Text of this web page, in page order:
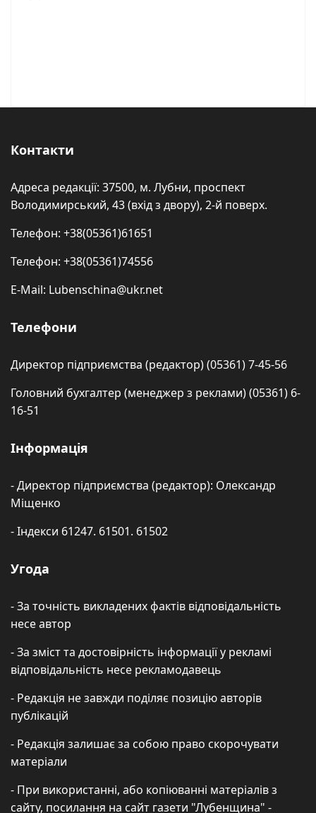
Контакти
Адреса редакції: 37500, м. Лубни, проспект
Володимирський, 43 (вхід з двору), 2-й поверх.
Телефон: +38(05361)61651
Телефон: +38(05361)74556
E-Mail: Lubenschina@ukr.net
Телефони
Директор підприємства (редактор) (05361) 7-45-56
Головний бухгалтер (менеджер з реклами) (05361) 6-
16-51
Інформація
- Директор підприємства (редактор): Олександр
Міщенко
- Індекси 61247. 61501. 61502
Угода
- За точність викладених фактів відповідальність
несе автор
- За зміст та достовірність інформації у рекламі
відповідальність несе рекламодавець
- Редакція не завжди поділяє позицію авторів
публікацій
- Редакція залишає за собою право скорочувати
матеріали
- При використанні, або копіюванні матеріалів з
сайту, посилання на сайт газети "Лубенщина" -